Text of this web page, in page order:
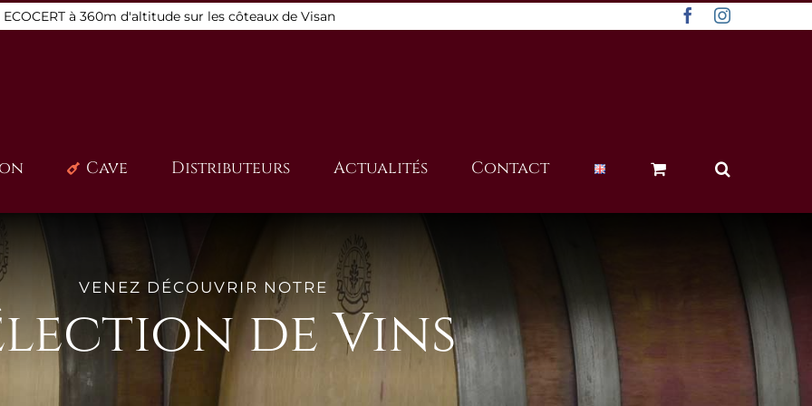
à 360m d'altitude sur les côteaux de Visan FacebookInstagram
Cave Distributeurs Actualités Contact
VENEZ DÉCOUVRIR NOTRE
de Vins